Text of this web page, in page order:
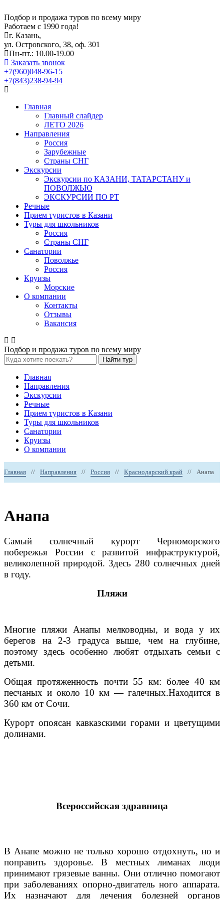
Подбор и продажа туров по всему миру
Работаем с 1990 года!
г. Казань,
ул. Островского, 38, оф. 301
Пн-пт.: 10.00-19.00
Заказать звонок
+7(960)048-96-15
+7(843)238-94-94
Главная
Главный слайдер
ЛЕТО 2026
Направления
Россия
Зарубежные
Страны СНГ
Экскурсии
Экскурсии по КАЗАНИ, ТАТАРСТАНУ и
ПОВОЛЖЬЮ
ЭКСКУРСИИ ПО РТ
Речные
Прием туристов в Казани
Туры для школьников
Россия
Страны СНГ
Санатории
Поволжье
Россия
Круизы
Морские
О компании
Контакты
Отзывы
Вакансия
Подбор и продажа туров по всему миру
Найти тур
Главная
Направления
Экскурсии
Речные
Прием туристов в Казани
Туры для школьников
Санатории
Круизы
О компании
Главная // Направления // Россия // Краснодарский край // Анапа
Анапа
Самый солнечный курорт Черноморского
побережья России с развитой инфраструктурой,
великолепной природой. Здесь 280 солнечных дней
в году.
Пляжи
Многие пляжи Анапы мелководны, и вода у их
берегов на 2-3 градуса выше, чем на глубине,
поэтому здесь особенно любят отдыхать семьи с
детьми.
Общая протяженность почти 55 км: более 40 км
песчаных и около 10 км — галечных.Находится в
360 км от Сочи.
Курорт опоясан кавказскими горами и цветущими
долинами.
Всероссийская здравница
В Анапе можно не только хорошо отдохнуть, но и
поправить здоровье. В местных лиманах люди
принимают грязевые ванны. Они отлично помогают
при заболеваниях опорно-двигатель ного аппарата.
Их назначают для лечения болезней органов